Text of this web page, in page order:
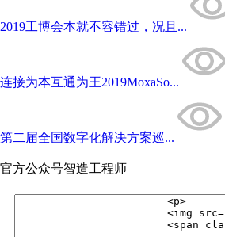
2019工博会本就不容错过，况且...
连接为本互通为王2019MoxaSo...
第二届全国数字化解决方案巡...
官方公众号智造工程师